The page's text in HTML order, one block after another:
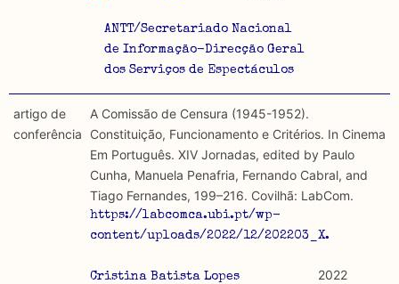
ANTT/Secretariado Nacional
de Informação-Direcção Geral
dos Serviços de Espectáculos
artigo de
conferência
A Comissão de Censura (1945-1952).
Constituição, Funcionamento e Critérios. In Cinema
Em Português. XIV Jornadas, edited by Paulo
Cunha, Manuela Penafria, Fernando Cabral, and
Tiago Fernandes, 199–216. Covilhã: LabCom.
https://labcomca.ubi.pt/wp-
content/uploads/2022/12/202203_X…
Cristina Batista Lopes 2022